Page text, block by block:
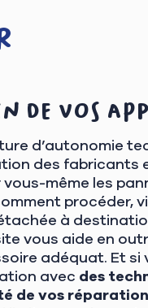
de vos
d’autonomie
des fabricants
même les
procéder,
à
vous aide en
adéquat. Et si
avec des
de vos